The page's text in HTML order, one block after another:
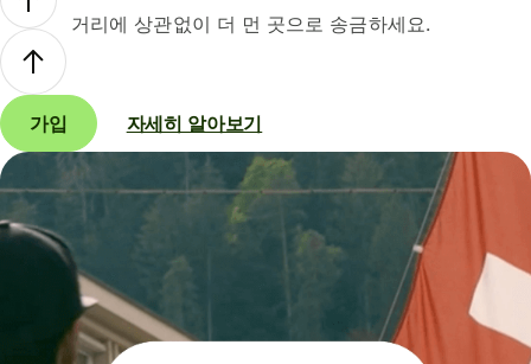
거리에 상관없이 더 먼 곳으로 송금하세요.
가입 자세히 알아보기